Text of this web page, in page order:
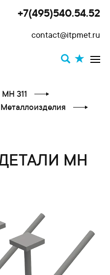
+7(495)540.54.52
contact@itpmet.ru
311
Металлоизделия
МН